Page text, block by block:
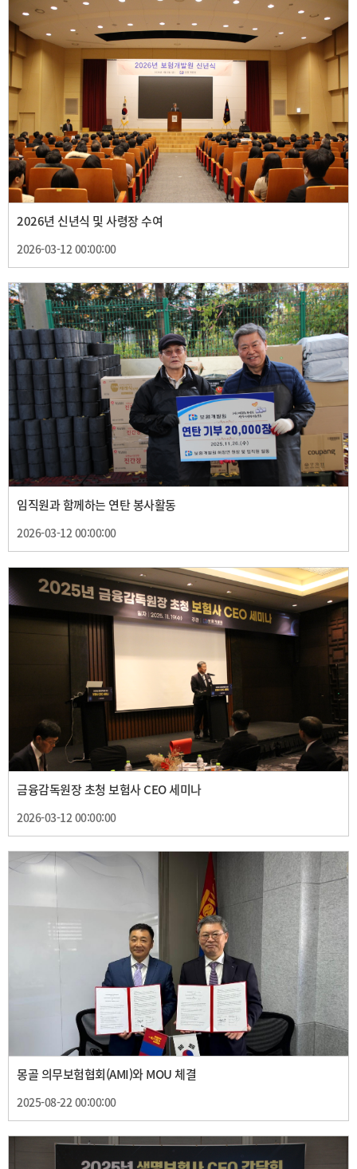
2026년 신년식 및 사령장 수여
2026-03-12 00:00:00
임직원과 함께하는 연탄 봉사활동
2026-03-12 00:00:00
금융감독원장 초청 보험사 CEO 세미나
2026-03-12 00:00:00
몽골 의무보험협회(AMI)와 MOU 체결
2025-08-22 00:00:00